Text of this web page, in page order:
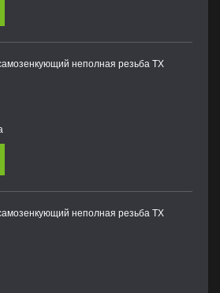
неполная резьба TX
неполная резьба TX